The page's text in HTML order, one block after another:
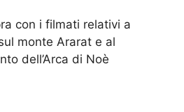
con i filmati relativi a
monte Ararat e al
dell’Arca di Noè